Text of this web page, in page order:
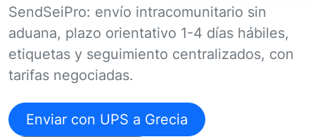
SendSeiPro: envío intracomunitario sin
aduana, plazo orientativo 1-4 días hábiles,
etiquetas y seguimiento centralizados, con
tarifas negociadas.
Enviar con UPS a Grecia